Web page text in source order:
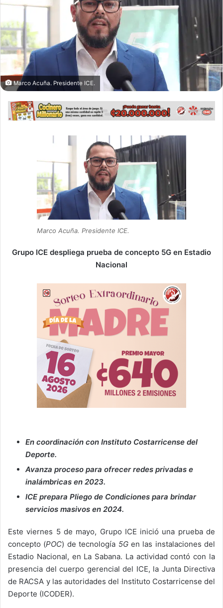
Marco Acuña. Presidente ICE.
Marco Acuña. Presidente ICE.
Grupo ICE despliega prueba de concepto 5G en Estadio
Nacional
En coordinación con Instituto Costarricense del
Deporte.
Avanza proceso para ofrecer redes privadas e
inalámbricas en 2023.
ICE prepara Pliego de Condiciones para brindar
servicios masivos en 2024.
Este viernes 5 de mayo, Grupo ICE inició una prueba de
concepto (POC) de tecnología 5Gen las instalaciones del
Estadio Nacional, en La Sabana. La actividad contó con la
presencia del cuerpo gerencial del ICE, la Junta Directiva
de RACSA y las autoridades del Instituto Costarricense del
Deporte (ICODER).